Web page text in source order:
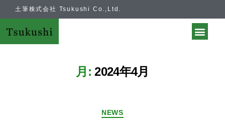
土筆株式会社 Tsukushi Co.,Ltd.
月: 2024年4月
NEWS